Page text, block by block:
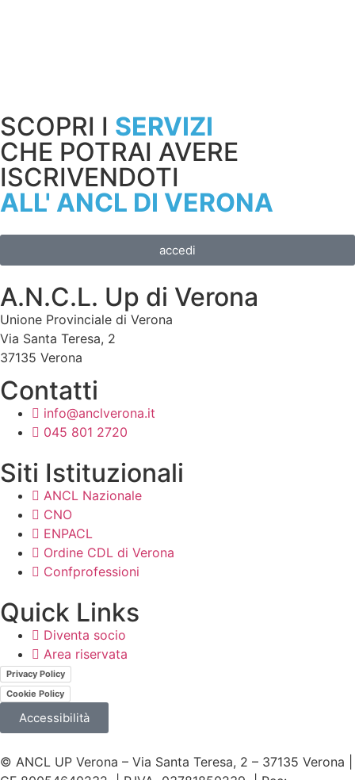
SCOPRI I SERVIZI
CHE POTRAI AVERE
ISCRIVENDOTI
ALL' ANCL DI VERONA
accedi
A.N.C.L. Up di Verona
Unione Provinciale di Verona
Via Santa Teresa, 2
37135 Verona
Contatti
info@anclverona.it
045 801 2720
Siti Istituzionali
ANCL Nazionale
CNO
ENPACL
Ordine CDL di Verona
Confprofessioni
Quick Links
Diventa socio
Area riservata
Privacy Policy
Cookie Policy
Accessibilità
© ANCL UP Verona – Via Santa Teresa, 2 – 37135 Verona |